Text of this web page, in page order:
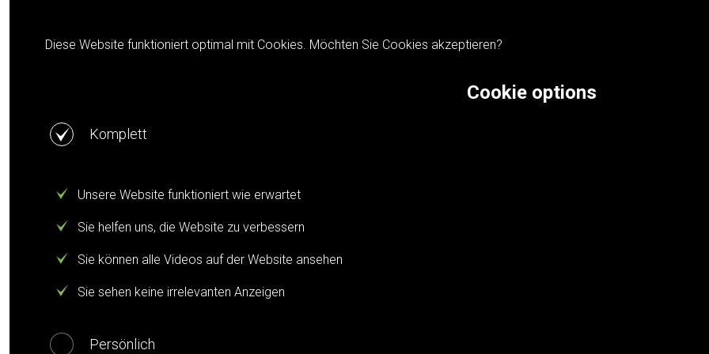
Cookie notification
Diese Website funktioniert optimal mit Cookies. Möchten Sie Cookies akzeptieren?
Cookie options
Komplett
Unsere Website funktioniert wie erwartet
Sie helfen uns, die Website zu verbessern
Sie können alle Videos auf der Website ansehen
Sie sehen keine irrelevanten Anzeigen
Persönlich